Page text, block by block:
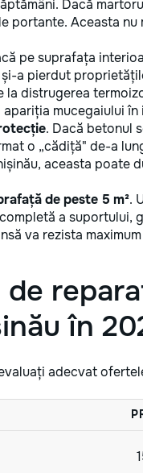
Dacă
portante. Aceasta nu
pe suprafața
și-a pierdut
distrugerea
mucegaiului
. Dacă betonul
o „cădiță" de-a
aceasta poate
de peste 5 m².
a suportului,
va rezista
în
adecvat